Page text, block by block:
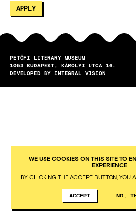
PETŐFI LITERARY MUSEUM
1053
BUDAPEST
KÁROLYI UTCA 16.
DEVELOPED BY INTEGRAL VISION
WE USE COOKIES ON THIS SITE TO
EXPERIENCE
BY CLICKING THE ACCEPT BUTTON, YOU
ACCEPT NO,